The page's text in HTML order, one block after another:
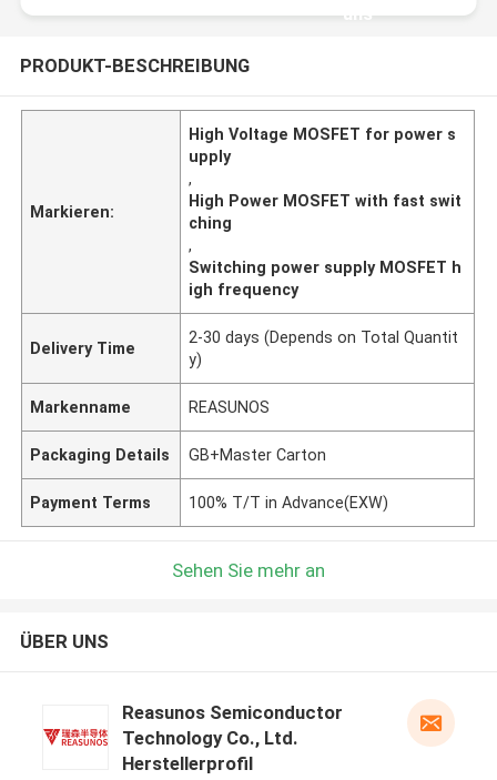
uns
PRODUKT-BESCHREIBUNG
Markieren:
High Voltage MOSFET for power s
upply
,
High Power MOSFET with fast swit
ching
,
Switching power supply MOSFET h
igh frequency
Delivery Time
2-30 days (Depends on Total Quantit
y)
Markenname REASUNOS
Packaging Details GB+Master Carton
Payment Terms 100% T/T in Advance(EXW)
Sehen Sie mehr an
ÜBER UNS
Reasunos Semiconductor
Technology Co., Ltd.
Herstellerprofil